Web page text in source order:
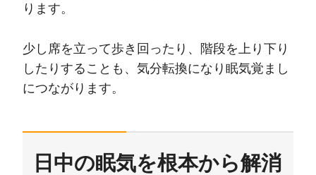
ります。
少し席を立って歩き回ったり、階段を上り下り
したりすることも、気分転換になり眠気覚まし
につながります。
日中の眠気を根本から解消